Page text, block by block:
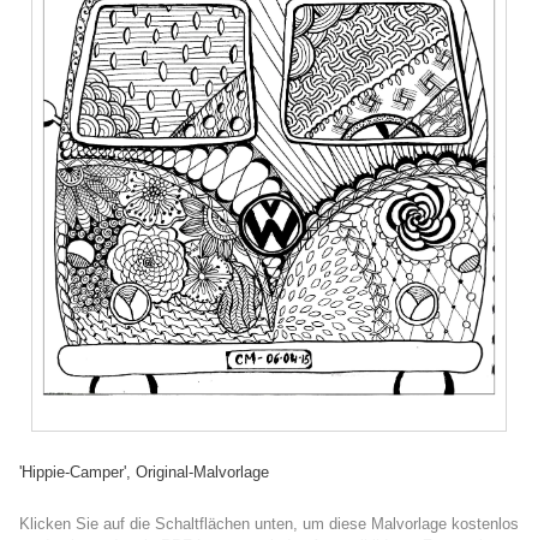
'Hippie-Camper', Original-Malvorlage
Klicken Sie auf die Schaltflächen unten, um diese Malvorlage kostenlos